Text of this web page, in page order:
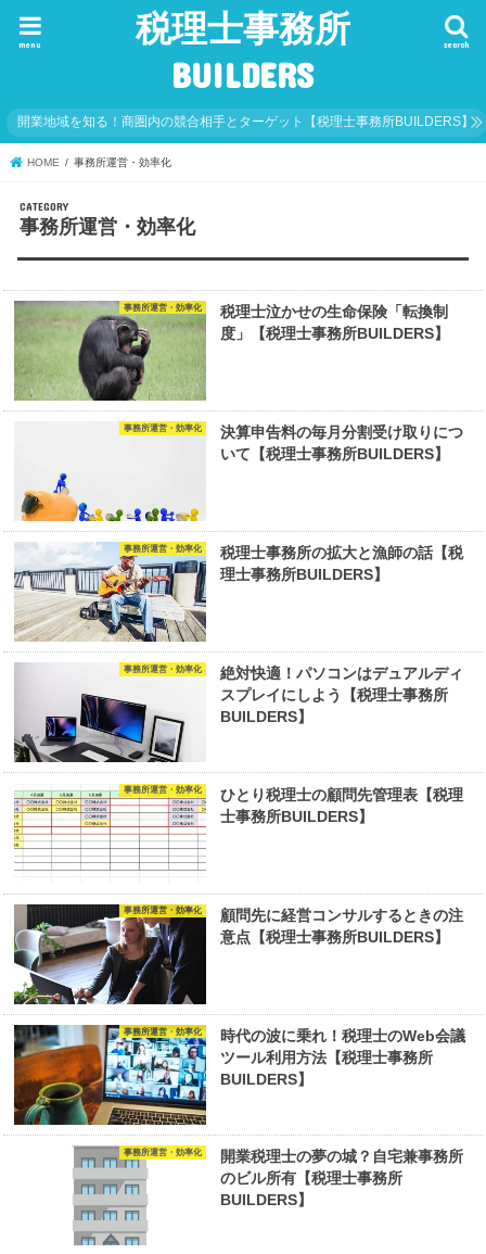
税理士事務所
BUILDERS
search
menu
開業地域を知る！商圏内の競合相手とターゲット【税理士事務所BUILDERS】
HOME 事務所運営・効率化
事務所運営・効率化
事務所運営・効率化
税理士泣かせの生命保険「転換制
度」【税理士事務所BUILDERS】
事務所運営・効率化
決算申告料の毎月分割受け取りにつ
いて【税理士事務所BUILDERS】
事務所運営・効率化
税理士事務所の拡大と漁師の話【税
理士事務所BUILDERS】
事務所運営・効率化
絶対快適！パソコンはデュアルディ
スプレイにしよう【税理士事務所
BUILDERS】
事務所運営・効率化
ひとり税理士の顧問先管理表【税理
士事務所BUILDERS】
事務所運営・効率化
顧問先に経営コンサルするときの注
意点【税理士事務所BUILDERS】
事務所運営・効率化
時代の波に乗れ！税理士のWeb会議
ツール利用方法【税理士事務所
BUILDERS】
事務所運営・効率化
開業税理士の夢の城？自宅兼事務所
のビル所有【税理士事務所
BUILDERS】